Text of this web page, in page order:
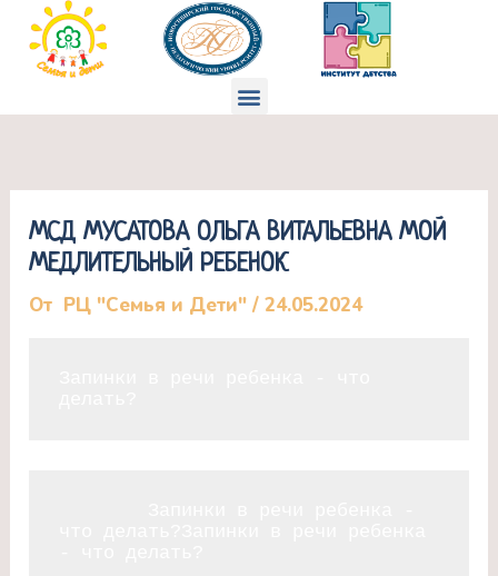
Перейти
содержимому
Меню
МСД МУСАТОВА ОЛЬГА ВИТАЛЬЕВНА МОЙ
МЕДЛИТЕЛЬНЫЙ РЕБЕНОК
От РЦ "Семья и Дети"/24.05.2024